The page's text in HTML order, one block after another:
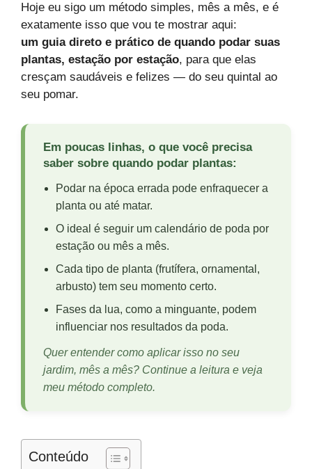
Hoje eu sigo um método simples, mês a mês, e é
exatamente isso que vou te mostrar aqui:
um guia direto e prático de quando podar suas
plantas, estação por estação, para que elas
cresçam saudáveis e felizes — do seu quintal ao
seu pomar.
Em poucas linhas, o que você precisa
saber sobre quando podar plantas:
Podar na época errada pode enfraquecer a
planta ou até matar.
O ideal é seguir um calendário de poda por
estação ou mês a mês.
Cada tipo de planta (frutífera, ornamental,
arbusto) tem seu momento certo.
Fases da lua, como a minguante, podem
influenciar nos resultados da poda.
Quer entender como aplicar isso no seu
jardim, mês a mês? Continue a leitura e veja
meu método completo.
Conteúdo